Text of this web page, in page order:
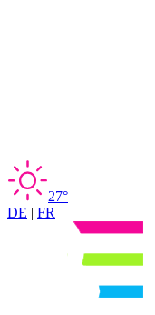
27°
DE | FR